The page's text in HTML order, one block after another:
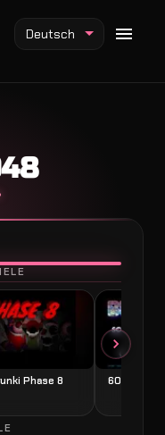
Deutsch
Phase 8 60